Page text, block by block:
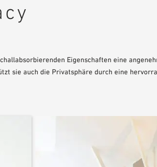
Eigenschaften eine
sie auch die Privatsphäre durch eine